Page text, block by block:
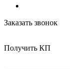
Заказать звонок
Получить КП